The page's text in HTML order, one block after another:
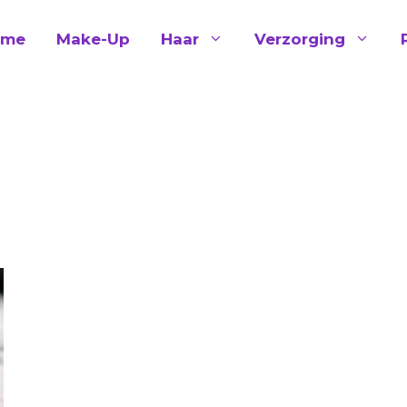
Make-Up Haar Verzorging